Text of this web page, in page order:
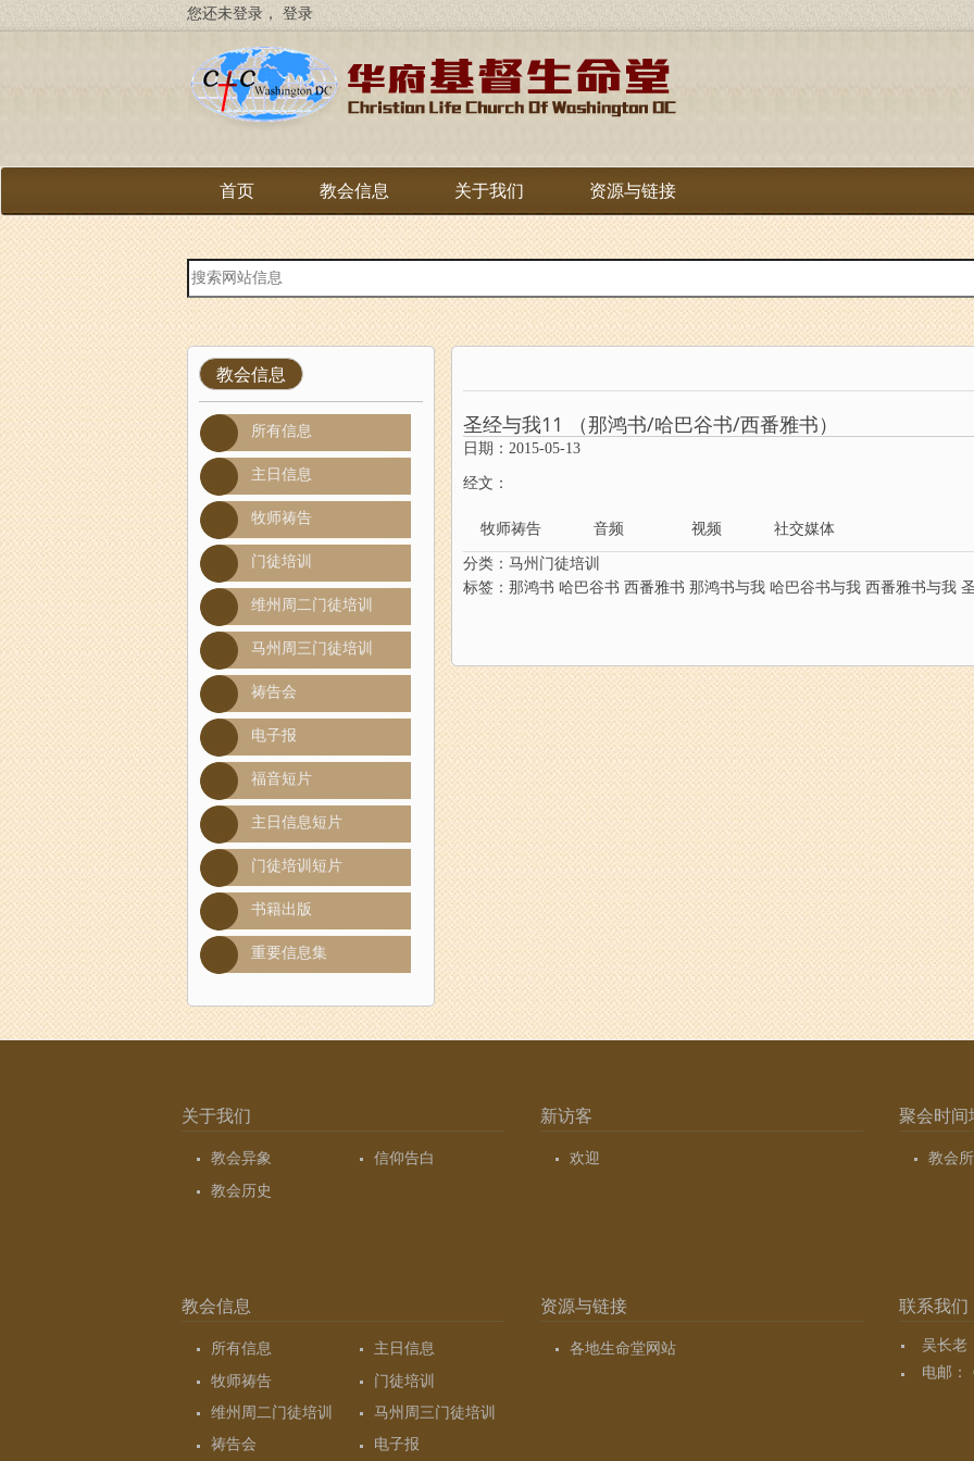
转
您还未登录， 登录
首页 教会信息 关于我们 资源与链接
站
内
搜
索
教会信息
所有信息
主日信息
牧师祷告
门徒培训
维州周二门徒培训
马州周三门徒培训
祷告会
电子报
福音短片
主日信息短片
门徒培训短片
书籍出版
重要信息集
圣经与我11 （那鸿书/哈巴谷书/西番雅书）
日期：2015-05-13
经文：
牧师祷告 音频 视频 社交媒体
分类： 马州门徒培训
标签： 那鸿书 哈巴谷书 西番雅书 那鸿书与我 哈巴谷书与我 西番雅书与我
关于我们
教会异象
信仰告白
教会历史
新访客
欢迎
聚会时间
教会
教会信息
所有信息
主日信息
牧师祷告
门徒培训
维州周二门徒培训
马州周三门徒培训
祷告会
电子报
资源与链接
各地生命堂网站
联系我们
吴长老
电邮：